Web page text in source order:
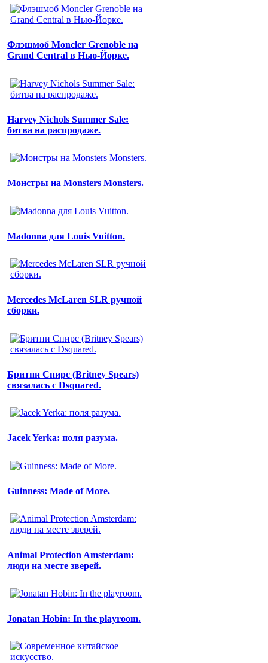
Флэшмоб Moncler Grenoble на
Grand Central в Нью-Йорке.
Harvey Nichols Summer Sale:
битва на распродаже.
Монстры на Monsters Monsters.
Madonna для Louis Vuitton.
Mercedes McLaren SLR ручной
сборки.
Бритни Спирс (Britney Spears)
связалась с Dsquared.
Jacek Yerka: поля разума.
Guinness: Made of More.
Animal Protection Amsterdam:
люди на месте зверей.
Jonatan Hobin: In the playroom.